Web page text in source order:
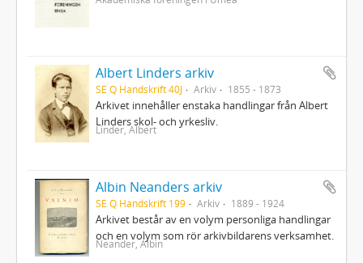
Albert Linders arkiv
SE Q Handskrift 40J Arkiv 1855 - 1873
Arkivet innehåller enstaka handlingar från Albert
Linders skol- och yrkesliv.
Linder, Albert
Albin Neanders arkiv
SE Q Handskrift 199 Arkiv 1889 - 1924
Arkivet består av en volym personliga handlingar
och en volym som rör arkivbildarens verksamhet.
Neander, Albin